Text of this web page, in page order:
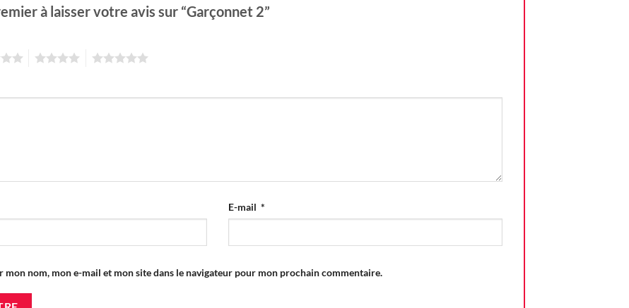
à laisser votre avis sur “Garçonnet 2”
E-mail *
mon nom, mon e-mail et mon site dans le navigateur pour mon prochain commentaire.